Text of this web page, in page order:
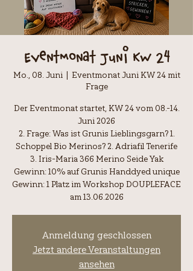
Eventmonat Juni KW 24
Mo., 08. Juni
  |
Eventmonat Juni KW 24 mit
Frage
Der Eventmonat startet, KW 24 vom 08.-14.
Juni 2026
2. Frage: Was ist Grunis Lieblingsgarn? 1.
Schoppel Bio Merinos? 2. Adriafil Tenerife
3. Iris-Maria 366 Merino Seide Yak
Gewinn: 10% auf Grunis Handdyed unique
Gewinn: 1 Platz im Workshop DOUPLEFACE
am 13.06.2026
Anmeldung geschlossen
Jetzt andere Veranstaltungen
ansehen